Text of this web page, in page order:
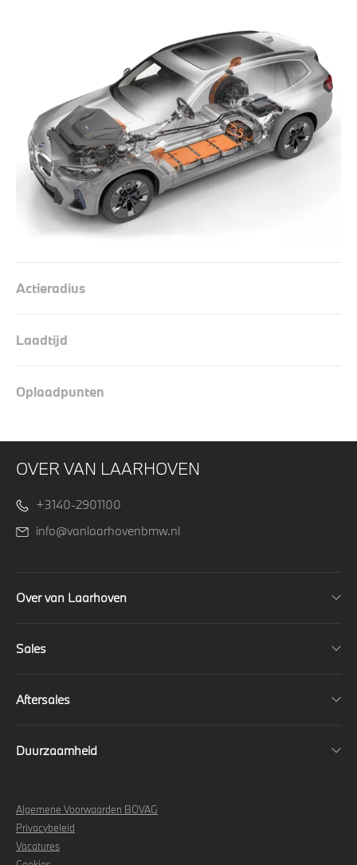
Actieradius
Laadtijd
Oplaadpunten
OVER VAN LAARHOVEN
+3140-2901100
info@vanlaarhovenbmw.nl
Over van Laarhoven
Sales
Aftersales
Duurzaamheid
Algemene Voorwaarden BOVAG
Privacybeleid
Vacatures